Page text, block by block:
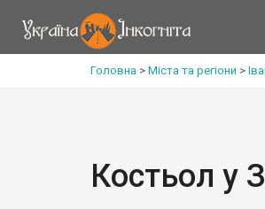
Головна > Міста та регіони >
Костьол у